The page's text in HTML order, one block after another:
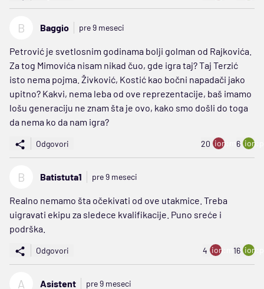
B Baggio pre 9 meseci
Petrović je svetlosnim godinama bolji golman od Rajkovića.
Za tog Mimovića nisam nikad čuo, gde igra taj? Taj Terzić
isto nema pojma. Živković, Kostić kao bočni napadači jako
upitno? Kakvi, nema leba od ove reprezentacije, baš imamo
lošu generaciju ne znam šta je ovo, kako smo došli do toga
da nema ko da nam igra?
Odgovori 20 ion:minus
6
B Batistuta1 pre 9 meseci
Realno nemamo šta očekivati od ove utakmice. Treba
uigravati ekipu za sledece kvalifikacije. Puno sreće i
podrška.
Odgovori 4 ion:minus
16
A Asistent pre 9 meseci